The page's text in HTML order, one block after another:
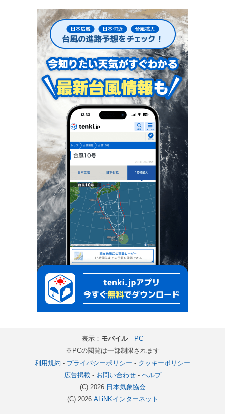
表示： モバイル｜ PC
※PCの閲覧は一部制限されます
利用規約 - プライバシーポリシー - クッキーポリシー
広告掲載- お問い合わせ- ヘルプ
(C) 2026 日本気象協会
(C) 2026 ALiNKインターネット